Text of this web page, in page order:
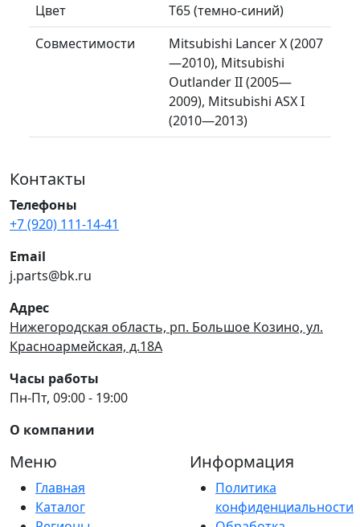
Цвет
T65 (темно-синий)
Совместимости
Mitsubishi Lancer X (2007
—2010), Mitsubishi
Outlander II (2005—
2009), Mitsubishi ASX I
(2010—2013)
Контакты
Телефоны
+7 (920) 111-14-41
Email
j.parts@bk.ru
Адрес
Нижегородская область, рп. Большое Козино, ул.
Красноармейская, д.18А
Часы работы
Пн-Пт, 09:00 - 19:00
О компании
Меню
Главная
Каталог
Информация
Политика
конфиденциальности